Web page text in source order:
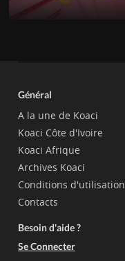
Général
A la une de Koaci
Koaci Côte d'Ivoire
Koaci Afrique
Archives Koaci
Conditions d'utilisation
Contacts
Besoin d'aide ?
Se Connecter